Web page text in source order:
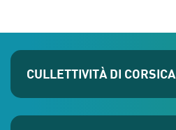
CULLETTIVITÀ DI CORSICA